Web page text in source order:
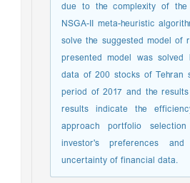
due to the complexity of
NSGA-II meta-heuristic
solve the suggested model of
presented model was
data of 200 stocks of
period of 2017 and the
results indicate the
approach portfolio
investor's preferences
uncertainty of financial data.